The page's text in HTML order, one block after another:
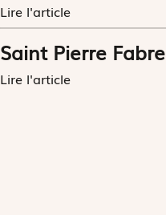
Lire l'article
Saint Pierre Fabre
Lire l'article